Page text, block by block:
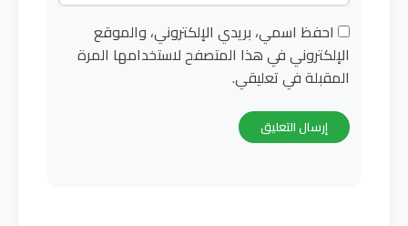
احفظ اسمي، بريدي الإلكتروني، والموقع
الإلكتروني في هذا المتصفح لاستخدامها المرة
المقبلة في تعليقي.